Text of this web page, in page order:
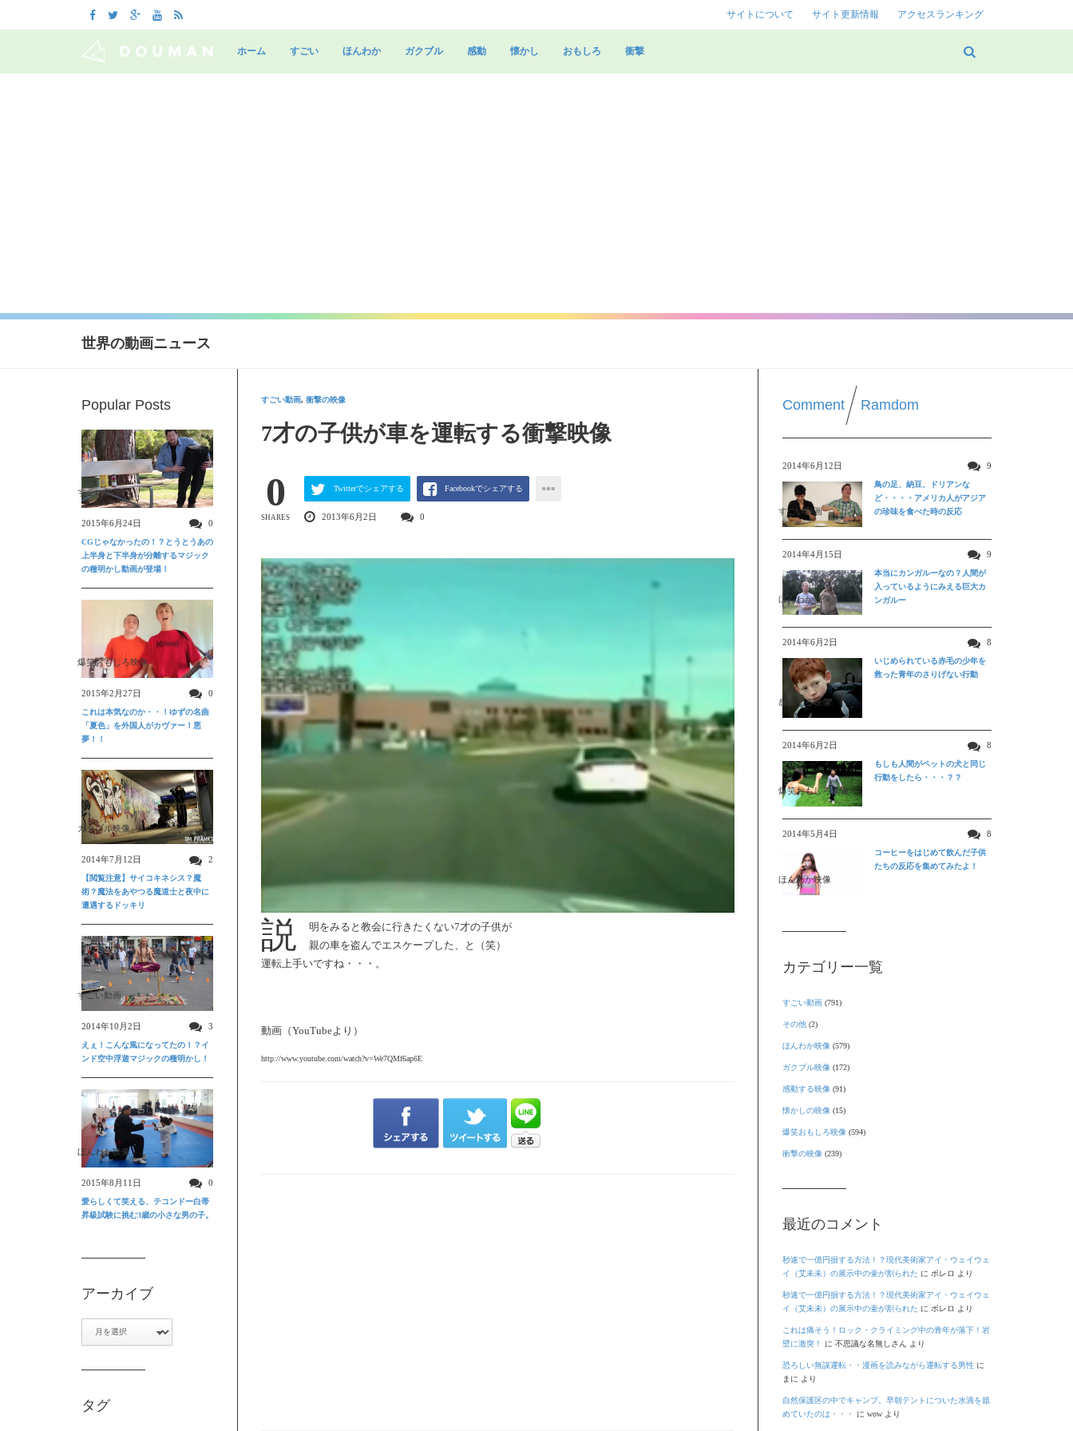
サイトについて サイト更新情報 アクセスランキング
to
ホーム すごい ほんわか ガクブル 感動 懐かし おもしろ 衝撃
世界の動画ニュース
すごい動画, 衝撃の映像
7才の子供が車を運転する衝撃映像
0
SHARES
Twitterでシェアする Facebookでシェアする
2013年6月2日 0
説
明をみると教会に行きたくない7才の子供が
親の車を盗んでエスケープした、と（笑）
運転上手いですね・・・。
動画（YouTubeより）
http://www.youtube.com/watch?v=We7QMf6ap6E
Comment Ramdom
2014年6月12日 9
すごい動画
鳥の足、納豆、ドリアンな
ど・・・・アメリカ人がアジア
の珍味を食べた時の反応
2014年4月15日 9
ほんわか映像
本当にカンガルーなの？人間が
入っているようにみえる巨大カ
ンガルー
2014年6月2日 8
感動する映像
いじめられている赤毛の少年を
救った青年のさりげない行動
2014年6月2日 8
爆笑おもしろ映像
もしも人間がペットの犬と同じ
行動をしたら・・・？？
2014年5月4日 8
ほんわか映像
コーヒーをはじめて飲んだ子供
たちの反応を集めてみたよ！
カテゴリー一覧
すごい動画 (791)
その他 (2)
ほんわか映像 (579)
ガクブル映像 (172)
感動する映像 (91)
懐かしの映像 (15)
爆笑おもしろ映像 (594)
衝撃の映像 (239)
最近のコメント
秒速で一億円損する方法！？現代美術家アイ・ウェイウェ
イ（艾未未）の展示中の壷が割られた に ボレロ より
秒速で一億円損する方法！？現代美術家アイ・ウェイウェ
イ（艾未未）の展示中の壷が割られた に ボレロ より
これは痛そう！ロック・クライミング中の青年が落下！岩
壁に激突！
に 不思議な名無しさん より
恐ろしい無謀運転・・漫画を読みながら運転する男性に
まに より
自然保護区の中でキャンプ。早朝テントについた水滴を舐
めていたのは・・・
に wowより
Popular Posts
すごい動画
2015年6月24日 0
CGじゃなかったの！？とうとうあの
上半身と下半身が分離するマジック
の種明かし動画が登場！
爆笑おもしろ映像
2015年2月27日 0
これは本気なのか・・！ゆずの名曲
「夏色」を外国人がカヴァー！悪
夢！！
ガクブル映像
2014年7月12日 2
【閲覧注意】サイコキネシス？魔
術？魔法をあやつる魔道士と夜中に
遭遇するドッキリ
すごい動画
2014年10月2日 3
えぇ！こんな風になってたの！？イ
ンド空中浮遊マジックの種明かし！
ほんわか映像
2015年8月11日 0
愛らしくて笑える、テコンドー白帯
昇級試験に挑む3歳の小さな男の子。
アーカイブ
タグ